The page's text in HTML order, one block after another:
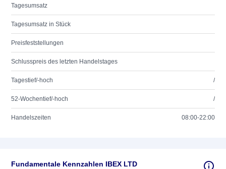
Tagesumsatz
Tagesumsatz in Stück
Preisfeststellungen
Schlusspreis des letzten Handelstages
Tagestief/-hoch /
52-Wochentief/-hoch /
Handelszeiten 08:00-22:00
Fundamentale Kennzahlen IBEX LTD